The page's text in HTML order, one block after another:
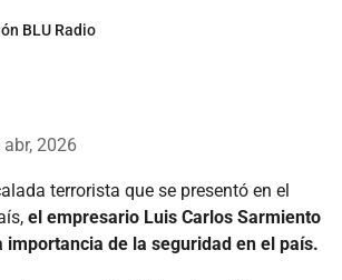
BLU Radio
2026
terrorista que se presentó en el
el empresario Luis Carlos Sarmiento
importancia de la seguridad en el país.